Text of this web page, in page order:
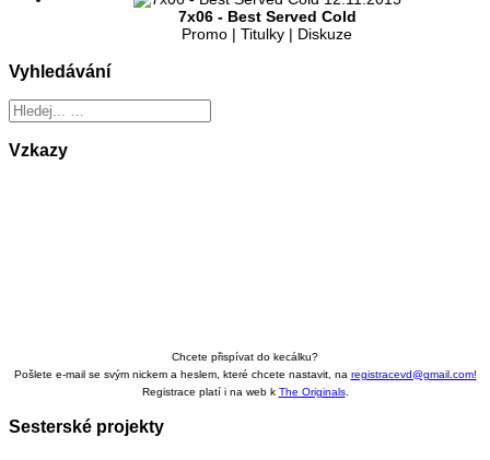
7x06 - Best Served Cold
Promo | Titulky | Diskuze
Vyhledávání
Vzkazy
Chcete přispívat do kecálku?
Pošlete e-mail se svým nickem a heslem, které chcete nastavit, na registracevd@gmail.com!
Registrace platí i na web k The Originals.
Sesterské projekty